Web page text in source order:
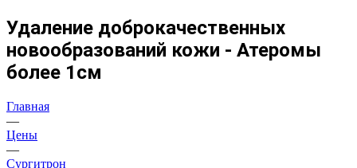
Удаление доброкачественных
новообразований кожи - Атеромы
более 1см
Главная
—
Цены
—
Сургитрон